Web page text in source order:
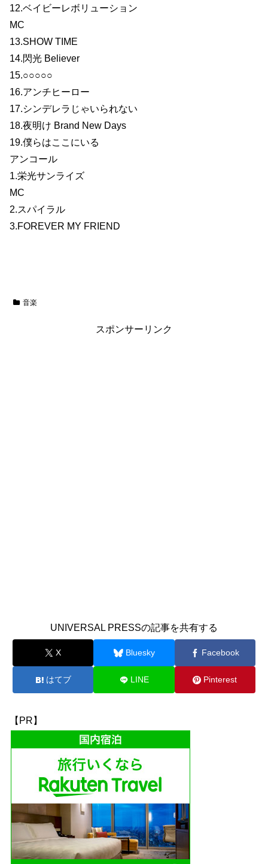
12.ベイビーレボリューション
MC
13.SHOW TIME
14.閃光 Believer
15.○○○○○
16.アンチヒーロー
17.シンデレラじゃいられない
18.夜明け Brand New Days
19.僕らはここにいる
アンコール
1.栄光サンライズ
MC
2.スパイラル
3.FOREVER MY FRIEND
音楽
スポンサーリンク
UNIVERSAL PRESSの記事を共有する
X Bluesky Facebook
はてブ LINE Pinterest
【PR】